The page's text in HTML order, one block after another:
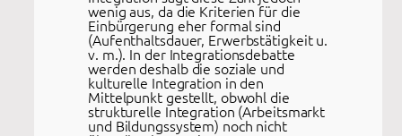
wenig aus, da die Kriterien für die
Einbürgerung eher formal sind
(Aufenthaltsdauer, Erwerbstätigkeit u.
v. m.). In der Integrationsdebatte
werden deshalb die soziale und
kulturelle Integration in den
Mittelpunkt gestellt, obwohl die
strukturelle Integration (Arbeitsmarkt
und Bildungssystem) noch nicht